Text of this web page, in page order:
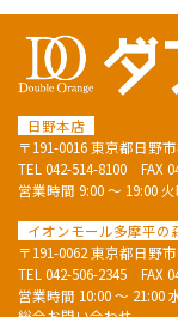
日野本店
〒191-0016 東京都日野
TEL 042-514-8100 FAX
営業時間 9:00 ～ 19:00
イオンモール多摩平の
〒191-0062 東京都日野
TEL 042-506-2345 FAX
営業時間 10:00 ～ 21:00